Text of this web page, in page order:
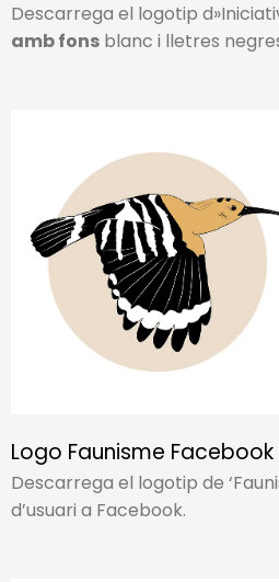
Descarrega el logotip
amb fons blanc i lletres
Logo Faunisme Facebook
Descarrega el logotip de
d’usuari a Facebook.